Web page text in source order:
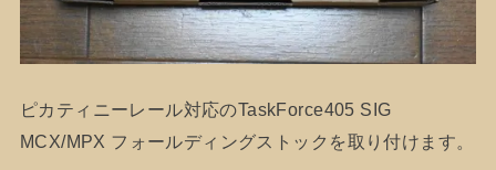
ピカティニーレール対応のTaskForce405 SIG
MCX/MPX フォールディングストックを取り付けます。